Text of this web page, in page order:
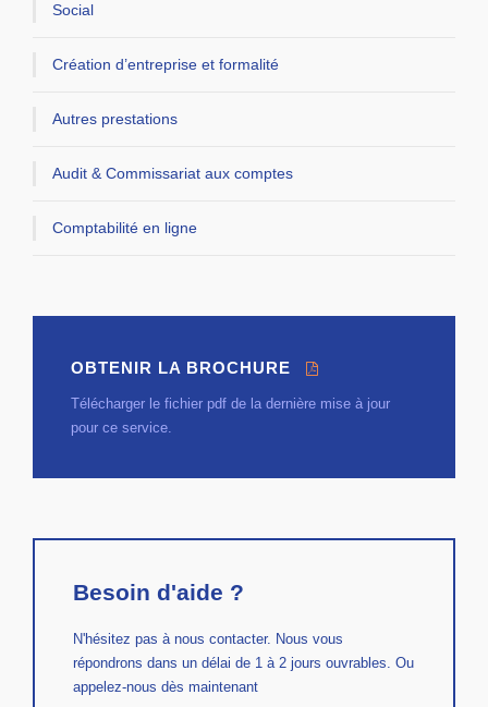
Social
Création d’entreprise et formalité
Autres prestations
Audit & Commissariat aux comptes
Comptabilité en ligne
OBTENIR LA BROCHURE
Télécharger le fichier pdf de la dernière mise à jour
pour ce service.
Besoin d'aide ?
N'hésitez pas à nous contacter. Nous vous
répondrons dans un délai de 1 à 2 jours ouvrables. Ou
appelez-nous dès maintenant